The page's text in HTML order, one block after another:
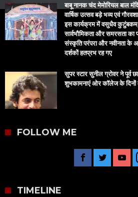
बाबू नानक चंद मेमोरियल बाल
वार्षिक उत्सव बड़े भव्य एवं
इस कार्यक्रम में वसुधैव
सार्वभौमिकता और समरसता का
संस्कृति परंपरा और नवीनता के
दर्शकों हतप्रभ रह गए
सुपर स्टार सुनील ग्रोवर ने पूर्व
शुभकामनाएं ओर कॉलेज के दिनों
FOLLOW ME
TIMELINE